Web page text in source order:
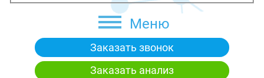
Меню
Заказать звонок
Заказать анализ